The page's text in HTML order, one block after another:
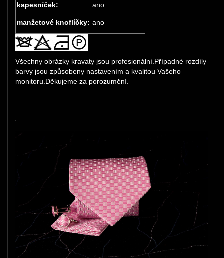
kapesníček: ano
manžetové knoflíčky: ano
Všechny obrázky kravaty jsou profesionální.Případné rozdíly
barvy jsou způsobeny nastavením a kvalitou Vašeho
monitoru.Děkujeme za porozumění.